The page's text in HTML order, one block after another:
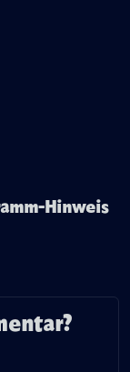
Hinweis